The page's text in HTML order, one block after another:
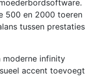
500 en 2000 toeren
tussen prestaties
moderne infinity
accent toevoegt